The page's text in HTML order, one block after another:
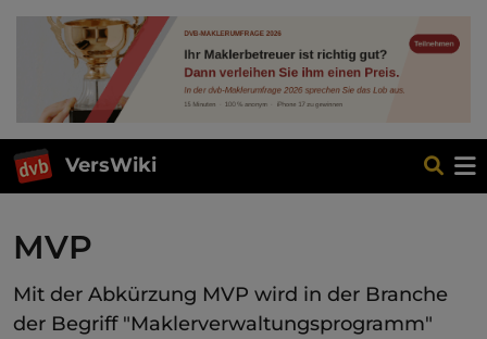
VersWiki
MVP
Mit der Abkürzung MVP wird in der Branche
der Begriff "Maklerverwaltungsprogramm"